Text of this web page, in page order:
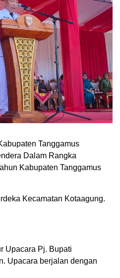
Tanggamus
Dalam Rangka
Kabupaten Tanggamus
Kecamatan Kotaagung.
Upacara Pj. Bupati
Upacara berjalan dengan